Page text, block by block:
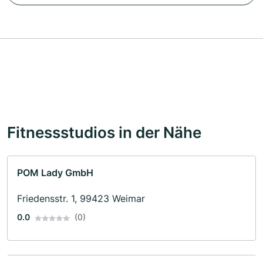
Fitnessstudios in der Nähe
POM Lady GmbH
Friedensstr. 1, 99423 Weimar
0.0 (0)